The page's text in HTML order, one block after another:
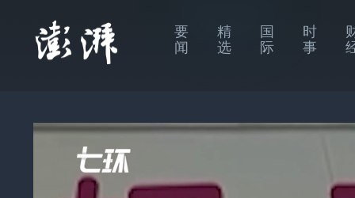
要
闻
精
选
国
际
时
事